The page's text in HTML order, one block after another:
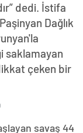
dedi. İstifa
Dağlık
saklamayan
çeken bir
savaş 44